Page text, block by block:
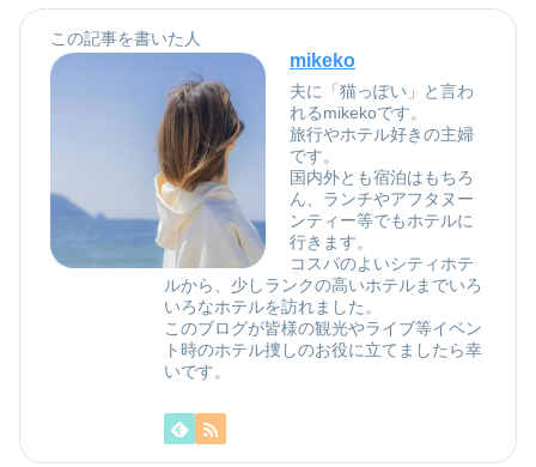
この記事を書いた人
mikeko
夫に「猫っぽい」と言わ
れるmikekoです。
旅行やホテル好きの主婦
です。
国内外とも宿泊はもちろ
ん、ランチやアフタヌー
ンティー等でもホテルに
行きます。
コスパのよいシティホテ
ルから、少しランクの高いホテルまでいろ
いろなホテルを訪れました。
このブログが皆様の観光やライブ等イベン
ト時のホテル捜しのお役に立てましたら幸
いです。